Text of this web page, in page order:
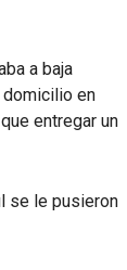
a baja
domicilio en
entregar un
se le pusieron